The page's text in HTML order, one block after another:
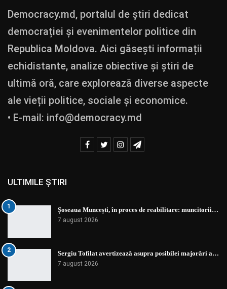
Democracy.md, portalul de știri dedicat
democrației și evenimentelor politice din
Republica Moldova. Aici găsești informații
echidistante, analize obiective și știri de
ultimă oră, care explorează diverse aspecte
ale vieții politice, sociale și economice.
• E-mail: info@democracy.md
ULTIMILE ȘTIRI
1 Șoseaua Muncești, în proces de reabilitare: muncitorii…
7 august 2026
2 Sergiu Tofilat avertizează asupra posibilei majorări a…
7 august 2026